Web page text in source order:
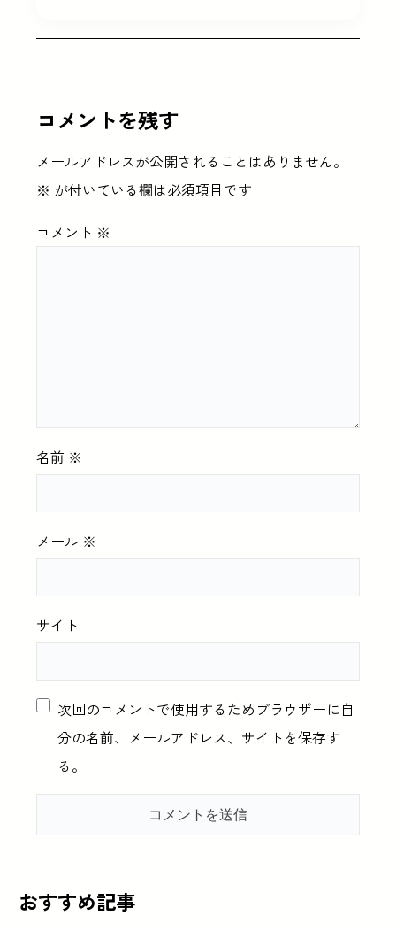
コメントを残す
メールアドレスが公開されることはありません。
※ が付いている欄は必須項目です
コメント ※
名前 ※
メール ※
サイト
次回のコメントで使用するためブラウザーに自
分の名前、メールアドレス、サイトを保存す
る。
おすすめ記事